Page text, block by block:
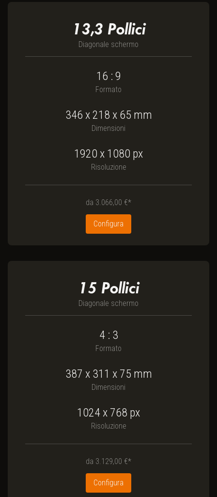
Diagonale schermo
13,3 Pollici
Formato
16 : 9
Dimensioni
346 x218 x 65 mm
Risoluzione
1920 x 1080 px
da 3.066,00 €*
Configura
Diagonale schermo
15 Pollici
Formato
4 : 3
Dimensioni
387 x 311 x 75 mm
Risoluzione
1024 x 768 px
da 3.129,00 €*
Configura